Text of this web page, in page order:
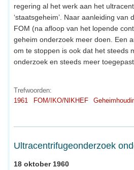
regering al het werk aan het
‘staatsgeheim’. Naar aanleiding van
FOM (na afloop van het lopende
geheim onderzoek meer doen. Een
om te stoppen is ook dat het steeds
onderzoek en steeds meer
Trefwoorden:
1961
FOM/IKO/NIKHEF
Ultracentrifugeonderzoek
18 oktober 1960